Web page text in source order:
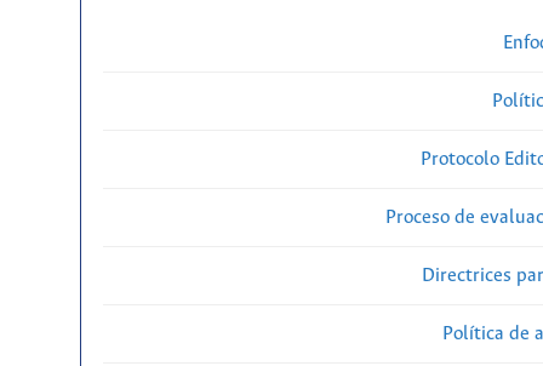
Protocolo
Proceso de
Directrices
Política de